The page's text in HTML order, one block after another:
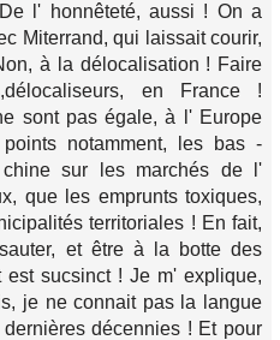
l' honnêteté, aussi ! On a
Miterrand, qui laissait courir,
à la délocalisation ! Faire
en France !
sont pas égale, à l' Europe
notamment, les bas -
sur les marchés de l'
que les emprunts toxiques,
territoriales ! En fait,
et être à la botte des
sucsinct ! Je m' explique,
je ne connait pas la langue
décennies ! Et pour